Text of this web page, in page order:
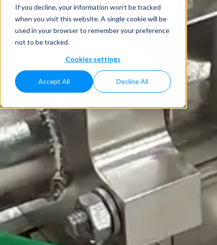
If you decline, your information won’t be tracked
when you visit this website. A single cookie will be
used in your browser to remember your preference
not to be tracked.
Cookies settings
Accept All Decline All